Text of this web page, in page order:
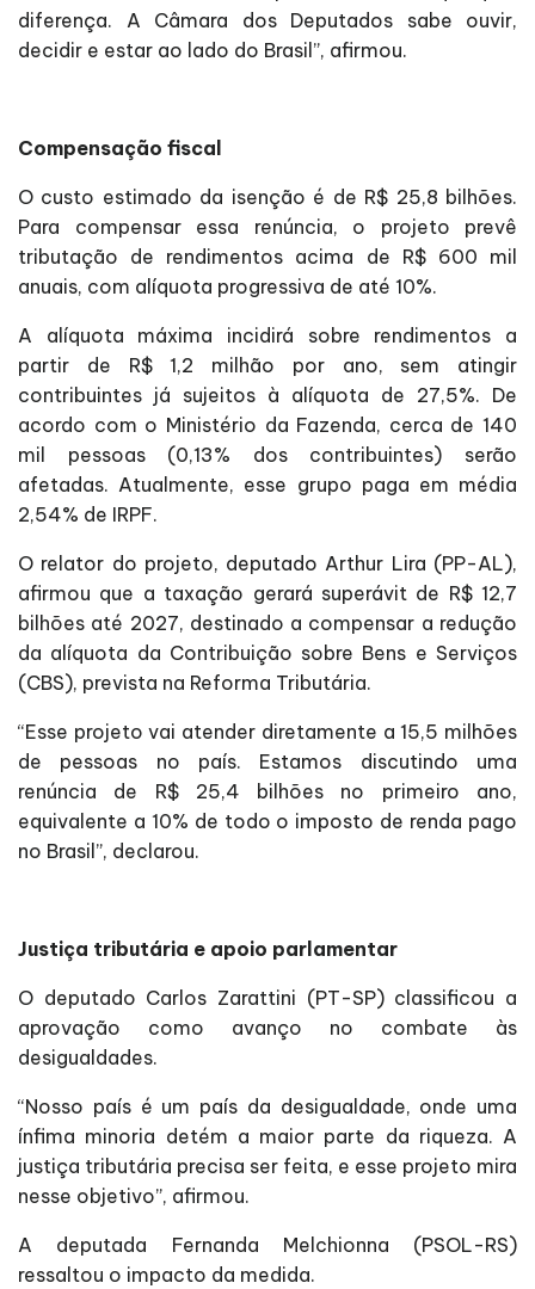
diferença. A Câmara dos Deputados sabe ouvir,
decidir e estar ao lado do Brasil”, afirmou.
Compensação fiscal
O custo estimado da isenção é de R$ 25,8 bilhões.
Para compensar essa renúncia, o projeto prevê
tributação de rendimentos acima de R$ 600 mil
anuais, com alíquota progressiva de até 10%.
A alíquota máxima incidirá sobre rendimentos a
partir de R$ 1,2 milhão por ano, sem atingir
contribuintes já sujeitos à alíquota de 27,5%. De
acordo com o Ministério da Fazenda, cerca de 140
mil pessoas (0,13% dos contribuintes) serão
afetadas. Atualmente, esse grupo paga em média
2,54% de IRPF.
O relator do projeto, deputado Arthur Lira (PP-AL),
afirmou que a taxação gerará superávit de R$ 12,7
bilhões até 2027, destinado a compensar a redução
da alíquota da Contribuição sobre Bens e Serviços
(CBS), prevista na Reforma Tributária.
“Esse projeto vai atender diretamente a 15,5 milhões
de pessoas no país. Estamos discutindo uma
renúncia de R$ 25,4 bilhões no primeiro ano,
equivalente a 10% de todo o imposto de renda pago
no Brasil”, declarou.
Justiça tributária e apoio parlamentar
O deputado Carlos Zarattini (PT-SP) classificou a
aprovação como avanço no combate às
desigualdades.
“Nosso país é um país da desigualdade, onde uma
ínfima minoria detém a maior parte da riqueza. A
justiça tributária precisa ser feita, e esse projeto mira
nesse objetivo”, afirmou.
A deputada Fernanda Melchionna (PSOL-RS)
ressaltou o impacto da medida.